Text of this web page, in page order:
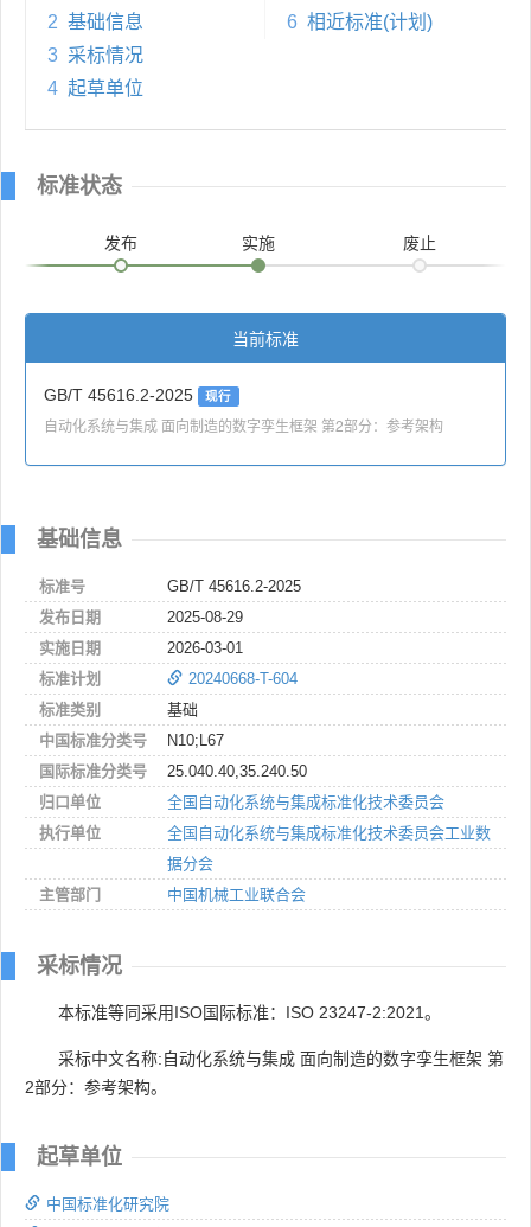
2 基础信息
3 采标情况
4 起草单位
6 相近标准(计划)
标准状态
发布 实施 废止
当前标准
GB/T 45616.2-2025 现行
自动化系统与集成 面向制造的数字孪生框架 第2部分：参考架构
基础信息
标准号
GB/T 45616.2-2025
发布日期
2025-08-29
实施日期
2026-03-01
标准计划
20240668-T-604
标准类别
基础
中国标准分类号
N10;L67
国际标准分类号
25.040.40,35.240.50
归口单位
全国自动化系统与集成标准化技术委员会
执行单位
全国自动化系统与集成标准化技术委员会工业数
据分会
主管部门
中国机械工业联合会
采标情况
本标准等同采用ISO国际标准：ISO 23247-2:2021。
采标中文名称:自动化系统与集成 面向制造的数字孪生框架 第
2部分：参考架构。
起草单位
中国标准化研究院